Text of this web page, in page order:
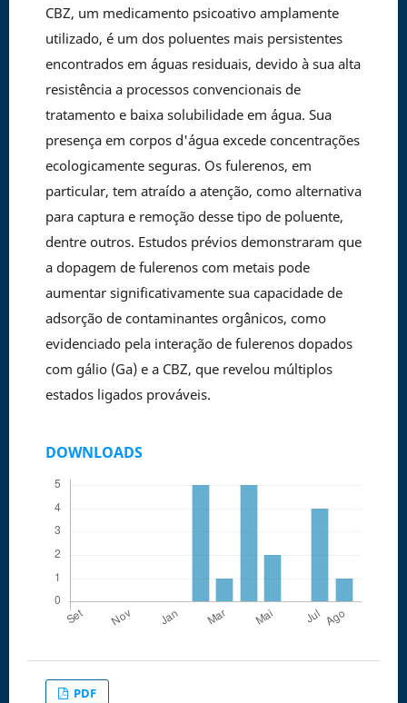
CBZ, um medicamento psicoativo amplamente
utilizado, é um dos poluentes mais persistentes
encontrados em águas residuais, devido à sua alta
resistência a processos convencionais de
tratamento e baixa solubilidade em água. Sua
presença em corpos d'água excede concentrações
ecologicamente seguras. Os fulerenos, em
particular, tem atraído a atenção, como alternativa
para captura e remoção desse tipo de poluente,
dentre outros. Estudos prévios demonstraram que
a dopagem de fulerenos com metais pode
aumentar significativamente sua capacidade de
adsorção de contaminantes orgânicos, como
evidenciado pela interação de fulerenos dopados
com gálio (Ga) e a CBZ, que revelou múltiplos
estados ligados prováveis.
DOWNLOADS
PDF